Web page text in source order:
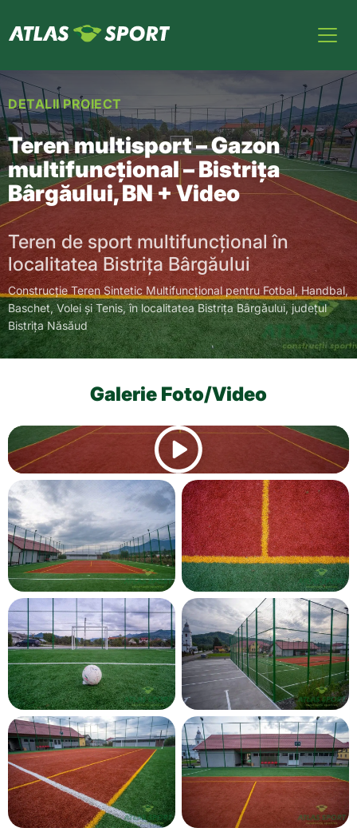
DETALII PROIECT
Teren multisport – Gazon
multifuncţional – Bistriţa
Bârgăului, BN + Video
Teren de sport multifuncţional în
localitatea Bistriţa Bârgăului
ConstrucţieTeren Sintetic Multifuncţionalpentru Fotbal, Handbal,
Baschet, VoleişiTenis,înlocalitateaBistriţa Bârgăului,judeţul
Bistriţa Năsăud
Galerie Foto/Video